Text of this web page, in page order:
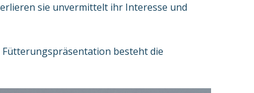
sie unvermittelt ihr Interesse und
Fütterungspräsentation besteht die